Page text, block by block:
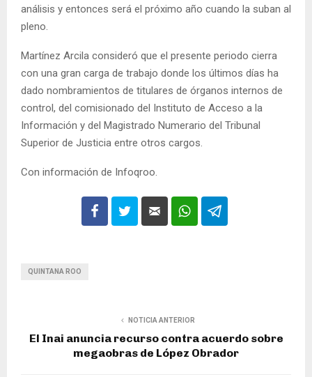
análisis y entonces será el próximo año cuando la suban al
pleno.
Martínez Arcila consideró que el presente periodo cierra
con una gran carga de trabajo donde los últimos días ha
dado nombramientos de titulares de órganos internos de
control, del comisionado del Instituto de Acceso a la
Información y del Magistrado Numerario del Tribunal
Superior de Justicia entre otros cargos.
Con información de Infoqroo.
QUINTANA ROO
NOTICIA ANTERIOR
El Inai anuncia recurso contra acuerdo sobre
megaobras de López Obrador